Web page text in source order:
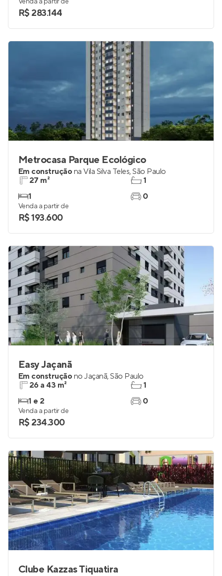
R$ 283.144
Metrocasa Parque Ecológico
Em construçãona Vila Silva Teles,São Paulo
27 m²
1
1
0
Venda a partir de
R$ 193.600
Easy Jaçanã
Em construçãono Jaçanã,São Paulo
26 a 43 m²
1 e 2
1
0
Venda a partir de
R$ 234.300
Clube Kazzas Tiquatira